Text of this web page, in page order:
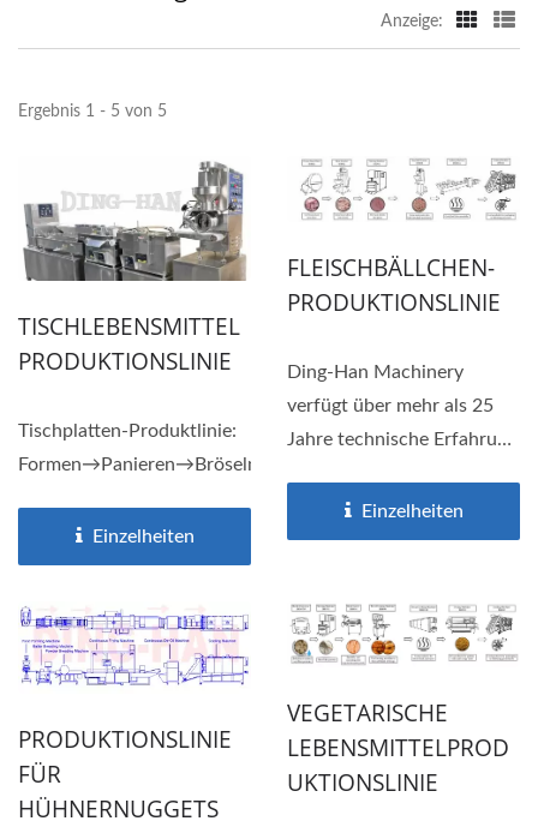
Anzeige:
Ergebnis 1 - 5 von 5
TISCHLEBENSMITTEL
PRODUKTIONSLINIE
Tischplatten-Produktlinie:
Formen→Panieren→Bröseln→Frittieren→Entölen
Einzelheiten
FLEISCHBÄLLCHEN-
PRODUKTIONSLINIE
Ding-Han Machinery
verfügt über mehr als 25
Jahre technische Erfahrung
Einzelheiten
PRODUKTIONSLINIE
FÜR
HÜHNERNUGGETS
VEGETARISCHE
LEBENSMITTELPROD
UKTIONSLINIE